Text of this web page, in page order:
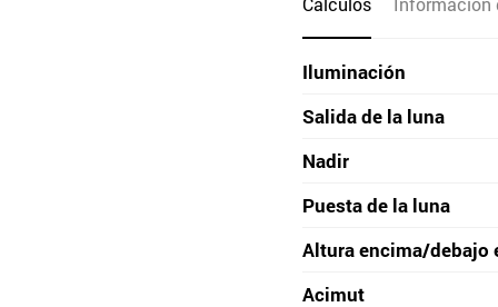
Iluminación
Salida de la luna
Nadir
Puesta de la luna
Altura encima/debajo
Acimut